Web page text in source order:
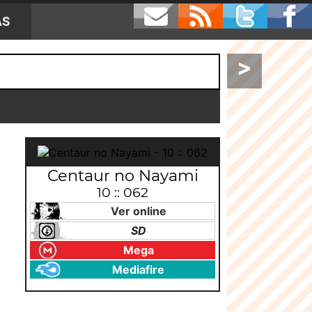
>
Centaur no Nayami
10 :: 062
Ver online
SD
Mega
Mediafire